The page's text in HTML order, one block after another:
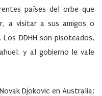
países del orbe que
a visitar a sus amigos o
DDHH son pisoteados,
y al gobierno le vale
Djokovic en Australia: